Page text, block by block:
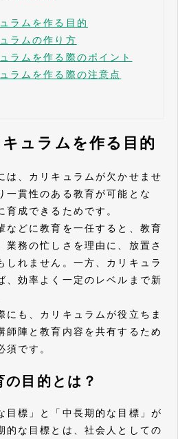
ラムを作る目的
ラムの作り方
ラムを作る際のポイント
ラムを作る際の注意点
ュラムを作る目的
は、カリキュラムが欠かせませ
一貫性のある教育が可能とな
育成できるためです。
などに教育を一任すると、教育
業務の忙しさを理由に、放置さ
しれません。一方、カリキュラ
、効率よく一定のレベルまで新
にも、カリキュラムが役立ちま
師陣と教育内容を共有するため
須です。
目的とは？
目標」と「中長期的な目標」が
的な目標とは、社会人としての